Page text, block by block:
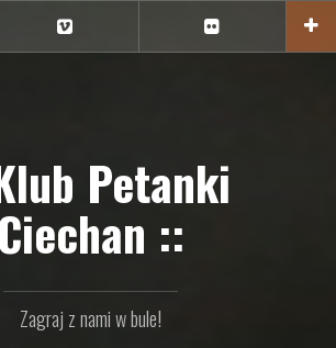
na
na
Petanki
Ciechan ::
Zagraj z nami w bule!